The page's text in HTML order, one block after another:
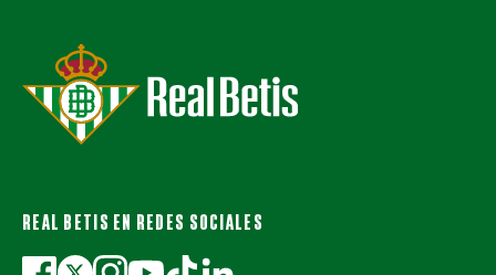
REAL BETIS EN REDES SOCIALES